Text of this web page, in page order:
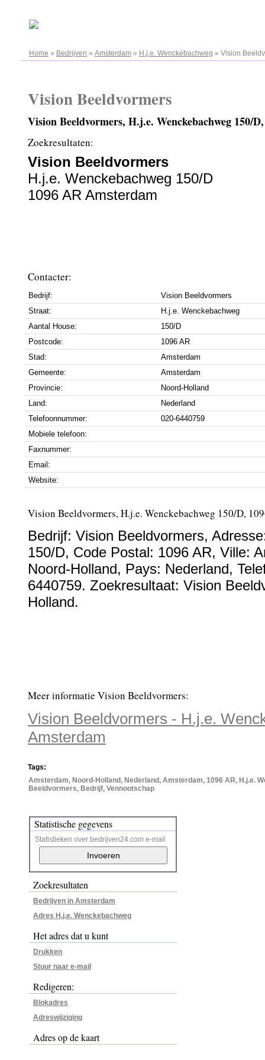
Home » Bedrijven » Amsterdam » H.j.e. Wenckebachweg » Vision
Vision Beeldvormers
Vision Beeldvormers, H.j.e. Wenckebachweg 150/
Zoekresultaten:
Vision Beeldvormers
H.j.e. Wenckebachweg 150/D
1096 AR Amsterdam
Contacter:
Bedrijf:
Vision Beeldvormers
Straat:
H.j.e. Wenckebachweg
Aantal House:
150/D
Postcode:
1096 AR
Stad:
Amsterdam
Gemeente:
Amsterdam
Provincie:
Noord-Holland
Land:
Nederland
Telefoonnummer:
020-6440759
Mobiele telefoon:
Faxnummer:
Email:
Website:
Vision Beeldvormers, H.j.e. Wenckebachweg 150/D,
Bedrijf: Vision Beeldvormers,
150/D, Code Postal: 1096 AR, Ville:
Noord-Holland, Pays: Nederland,
6440759. Zoekresultaat: Vision
Holland.
Meer informatie Vision Beeldvormers:
Vision Beeldvormers - H.j.e.
Amsterdam
Tags:
Amsterdam, Noord-Holland, Nederland, Amsterdam, 1096 AR, H.j.e.
Beeldvormers, Bedrijf, Vennootschap
Statistische gegevens
Statistieken over bedrijven24.com e-mail
Zoekresultaten
Bedrijven in Amsterdam
Adres H.j.e. Wenckebachweg
Het adres dat u kunt
Drukken
Stuur naar e-mail
Redigeren:
Blokadres
Adreswijziging
Adres op de kaart